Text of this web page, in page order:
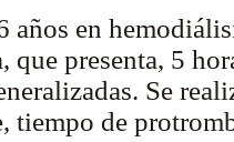
años en
que presenta, 5
Se
tiempo de